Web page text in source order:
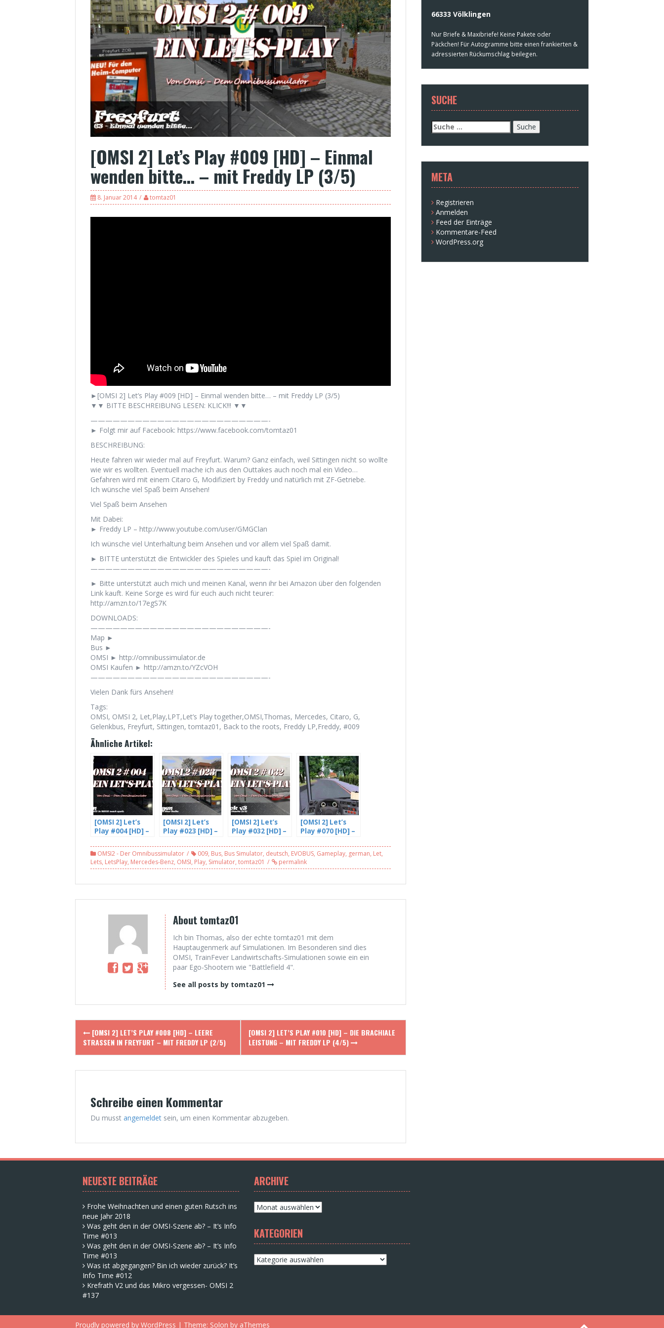
[OMSI 2] Let’s Play #009 [HD] – Einmal
wenden bitte… – mit Freddy LP (3/5)
8. Januar 2014 tomtaz01
►[OMSI 2] Let’s Play #009 [HD] – Einmal wenden bitte… – mit Freddy LP (3/5)
▼▼ BITTE BESCHREIBUNG LESEN: KLICK!!! ▼▼
————————————————————————-
► Folgt mir auf Facebook: https://www.facebook.com/tomtaz01
BESCHREIBUNG:
Heute fahren wir wieder mal auf Freyfurt. Warum? Ganz einfach, weil Sittingen nicht so wollte
wie wir es wollten. Eventuell mache ich aus den Outtakes auch noch mal ein Video…
Gefahren wird mit einem Citaro G, Modifiziert by Freddy und natürlich mit ZF-Getriebe.
Ich wünsche viel Spaß beim Ansehen!
Viel Spaß beim Ansehen
Mit Dabei:
► Freddy LP – http://www.youtube.com/user/GMGClan
Ich wünsche viel Unterhaltung beim Ansehen und vor allem viel Spaß damit.
► BITTE unterstützt die Entwickler des Spieles und kauft das Spiel im Original!
————————————————————————-
► Bitte unterstützt auch mich und meinen Kanal, wenn ihr bei Amazon über den folgenden
Link kauft. Keine Sorge es wird für euch auch nicht teurer:
http://amzn.to/17egS7K
DOWNLOADS:
————————————————————————-
Map ►
Bus ►
OMSI ► http://omnibussimulator.de
OMSI Kaufen ► http://amzn.to/YZcVOH
————————————————————————-
Vielen Dank fürs Ansehen!
Tags:
OMSI, OMSI 2, Let,Play,LPT,Let’s Play together,OMSI,Thomas, Mercedes, Citaro, G,
Gelenkbus, Freyfurt, Sittingen, tomtaz01, Back to the roots, Freddy LP,Freddy, #009
Ähnliche Artikel:
[OMSI 2] Let’s
Play #004 [HD] –
einem neuen
ZF5HP500
Getriebe (1/3) –
[OMSI 2] Let’s
Play #023 [HD] –
2ter Reihe – mit
Freddy LP (2/2)
[OMSI 2] Let’s
Play #032 [HD] –
Atacke –
Gladbeck V3 (3/3)
[OMSI 2] Let’s
Play #070 [HD] –
Linie 76 mit
neuen Citaro C2
| Bremen Nord
OMSI2 - Der Omnibussimulator 009, Bus, Bus Simulator, deutsch, EVOBUS, Gameplay, german, Let,
Lets, LetsPlay, Mercedes-Benz, OMSI, Play, Simulator, tomtaz01 permalink
About tomtaz01
Ich bin Thomas, also der echte tomtaz01 mit dem
Hauptaugenmerk auf Simulationen. Im Besonderen sind dies
OMSI, TrainFever Landwirtschafts-Simulationen sowie ein ein
paar Ego-Shootern wie "Battlefield 4".
See all posts by tomtaz01
Post
navigation
[OMSI 2] LET’S PLAY #008 [HD] – LEERE
STRASSEN IN FREYFURT – MIT FREDDY LP (2/5)
[OMSI 2] LET’S PLAY #010 [HD] – DIE BRACHIALE
LEISTUNG – MIT FREDDY LP (4/5)
Schreibe einen Kommentar
Du musst angemeldet sein, um einen Kommentar abzugeben.
66333 Völklingen
Nur Briefe & Maxibriefe! Keine Pakete oder
Päckchen! Für Autogramme bitte einen frankierten &
adressierten Rückumschlag beilegen.
SUCHE
Suche
nach:
META
Registrieren
Anmelden
Feed der Einträge
Kommentare-Feed
WordPress.org
NEUESTE BEITRÄGE
Frohe Weihnachten und einen guten Rutsch ins
neue Jahr 2018
Was geht den in der OMSI-Szene ab? – It’s Info
Time #013
Was geht den in der OMSI-Szene ab? – It’s Info
Time #013
Was ist abgegangen? Bin ich wieder zurück? It’s
Info Time #012
Krefrath V2 und das Mikro vergessen- OMSI 2
#137
ARCHIVE
Archive
KATEGORIEN
Kategorien
Proudly powered by WordPress | Theme: Solon by aThemes